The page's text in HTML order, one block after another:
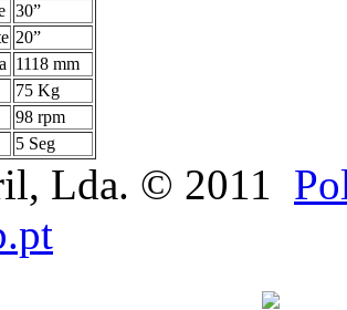
30”
20”
1118 mm
75 Kg
98 rpm
5 Seg
Lda. © 2011